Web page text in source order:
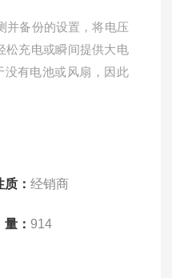
并备份的设置，将电压
质：经销商
： 914